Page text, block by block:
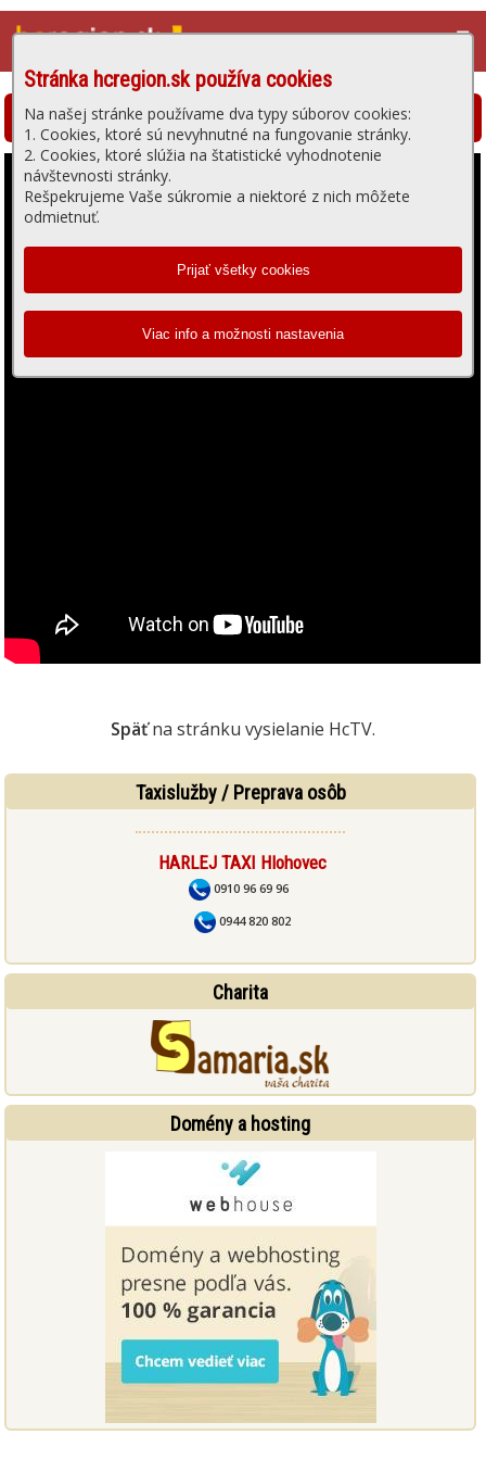
☰
Stránka hcregion.sk používa cookies
Na našej stránke používame dva typy súborov cookies:
1. Cookies, ktoré sú nevyhnutné na fungovanie stránky.
2. Cookies, ktoré slúžia na štatistické vyhodnotenie
návštevnosti stránky.
Rešpekrujeme Vaše súkromie a niektoré z nich môžete
odmietnuť.
Hlohovská televízia - prehrávanie videa
Späťna stránku vysielanie HcTV.
Taxislužby / Preprava osôb
HARLEJ TAXI Hlohovec
0910 96 69 96
0944 820 802
Charita
Domény a hosting